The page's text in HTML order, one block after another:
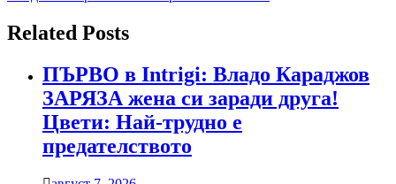
Related Posts
ПЪРВО в Intrigi: Владо Караджов
ЗАРЯЗА жена си заради друга!
Цвети: Най-трудно е
предателството